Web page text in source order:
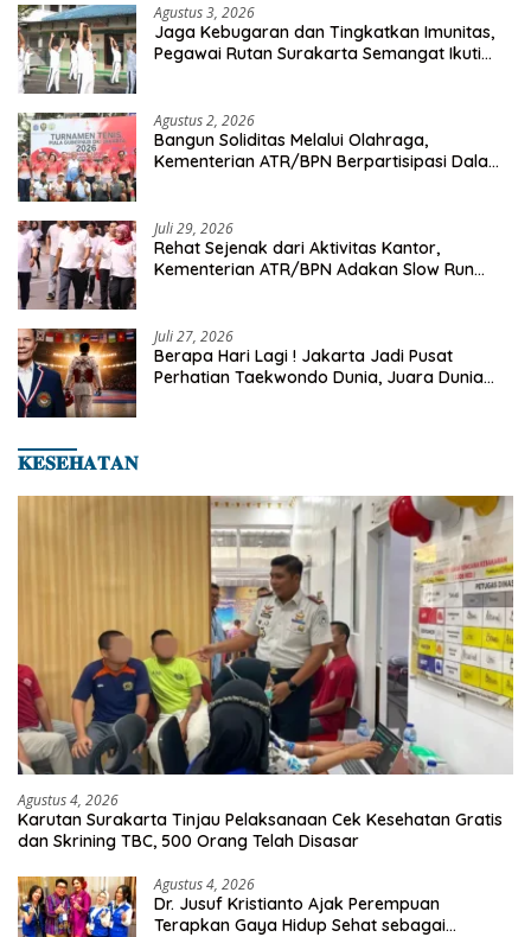
Agustus 3, 2026
Jaga Kebugaran dan Tingkatkan Imunitas,
Pegawai Rutan Surakarta Semangat Ikuti
Agustus 2, 2026
Bangun Soliditas Melalui Olahraga,
Kementerian ATR/BPN Berpartisipasi Dalam
Juli 29, 2026
Rehat Sejenak dari Aktivitas Kantor,
Kementerian ATR/BPN Adakan Slow Run
Juli 27, 2026
Berapa Hari Lagi ! Jakarta Jadi Pusat
Perhatian Taekwondo Dunia, Juara Dunia
𝐊𝐄𝐒𝐄𝐇𝐀𝐓𝐀𝐍
Agustus 4, 2026
Karutan Surakarta Tinjau Pelaksanaan Cek Kesehatan Gratis
dan Skrining TBC, 500 Orang Telah Disasar
Agustus 4, 2026
Dr. Jusuf Kristianto Ajak Perempuan
Terapkan Gaya Hidup Sehat sebagai